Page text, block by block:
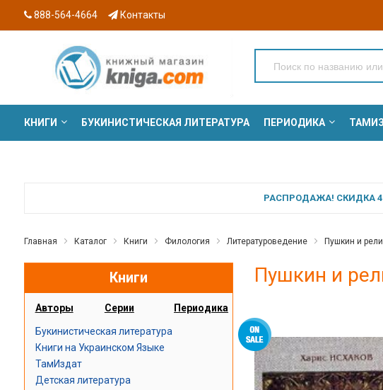
888-564-4664 Контакты
КНИГИ БУКИНИСТИЧЕСКАЯ ЛИТЕРАТУРА ПЕРИОДИКА
РАСПРОДАЖА! СКИДКА
Главная Каталог Книги Филология Литературоведение Пушкин и
Книги
Авторы Серии Периодика
Букинистическая литература
Книги на Украинском Языке
ТамИздат
Детская литература
Пушкин и